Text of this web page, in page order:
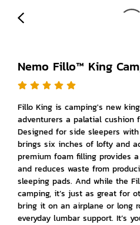
Nemo Fillo™ King
Fillo King is camping's new
adventurers a palatial cushion
Designed for side sleepers
brings six inches of lofty and
premium foam filling provides
and reduces waste from
sleeping pads. And while the
camping, it’s just as great for
bring it on an airplane or long
everyday lumbar support. It’s